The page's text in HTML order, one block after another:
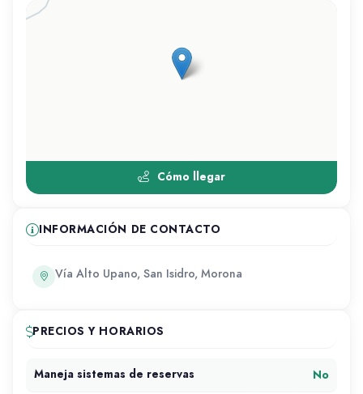
Cómo llegar
INFORMACIÓN DE CONTACTO
Vía Alto Upano, San Isidro, Morona
PRECIOS Y HORARIOS
Maneja sistemas de reservas No